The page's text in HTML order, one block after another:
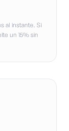
al instante. Si
un 15% sin